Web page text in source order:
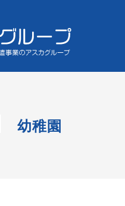
幼稚園